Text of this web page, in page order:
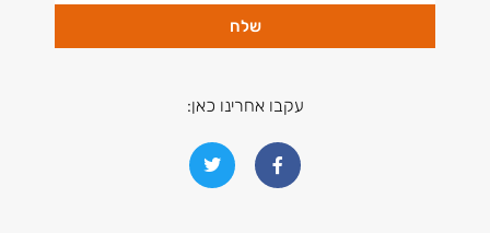
שלח
עקבו אחרינו כאן: